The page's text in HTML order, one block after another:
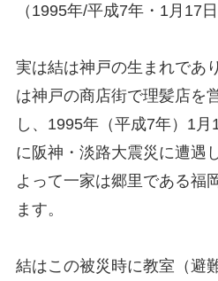
（1995年/平成7年・1月17
実は結は神戸の生まれであ
は神戸の商店街で理髪店を
し、1995年（平成7年）1月
に阪神・淡路大震災に遭遇
よって一家は郷里である福
ます。
結はこの被災時に教室（避